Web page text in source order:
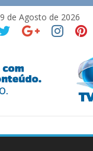
9 de Agosto de 2026